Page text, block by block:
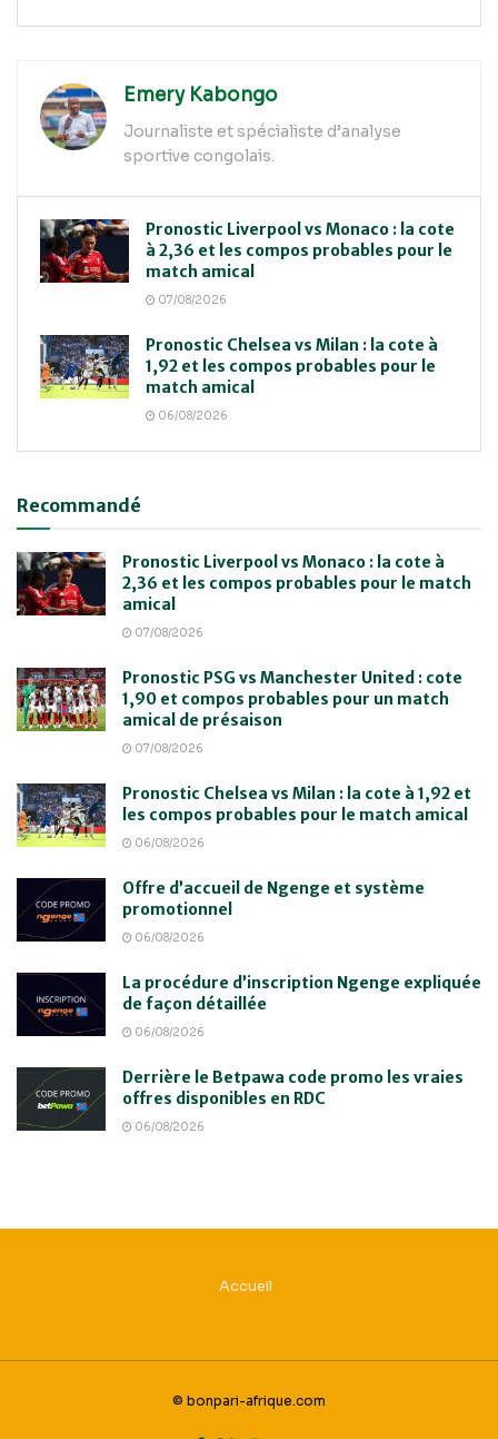
Emery Kabongo
Journaliste et spécialiste d’analyse
sportive congolais.
Pronostic Liverpool vs Monaco : la cote
à 2,36 et les compos probables pour le
match amical
07/08/2026
Pronostic Chelsea vs Milan : la cote à
1,92 et les compos probables pour le
match amical
06/08/2026
Recommandé
Pronostic Liverpool vs Monaco : la cote à
2,36 et les compos probables pour le match
amical
07/08/2026
Pronostic PSG vs Manchester United : cote
1,90 et compos probables pour un match
amical de présaison
07/08/2026
Pronostic Chelsea vs Milan : la cote à 1,92 et
les compos probables pour le match amical
06/08/2026
Offre d’accueil de Ngenge et système
promotionnel
06/08/2026
La procédure d’inscription Ngenge expliquée
de façon détaillée
06/08/2026
Derrière le Betpawa code promo les vraies
offres disponibles en RDC
06/08/2026
Accueil
© bonpari-afrique.com